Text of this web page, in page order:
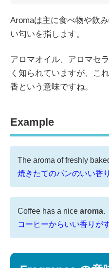
Aromaは主に食べ物や飲
い匂いを指します。
アロマオイル、アロマセ
く知られていますが、こ
香という意味ですね。
Example
The aroma of freshly
焼きたてのパンのいい香り
Coffee has a nice aroma.
コーヒーからいい香りがす